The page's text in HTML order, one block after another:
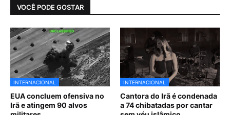
VOCÊ PODE GOSTAR
INTERNACIONAL
EUA concluem ofensiva no
Irã e atingem 90 alvos
INTERNACIONAL
Cantora do Irã é condenada
a 74 chibatadas por cantar